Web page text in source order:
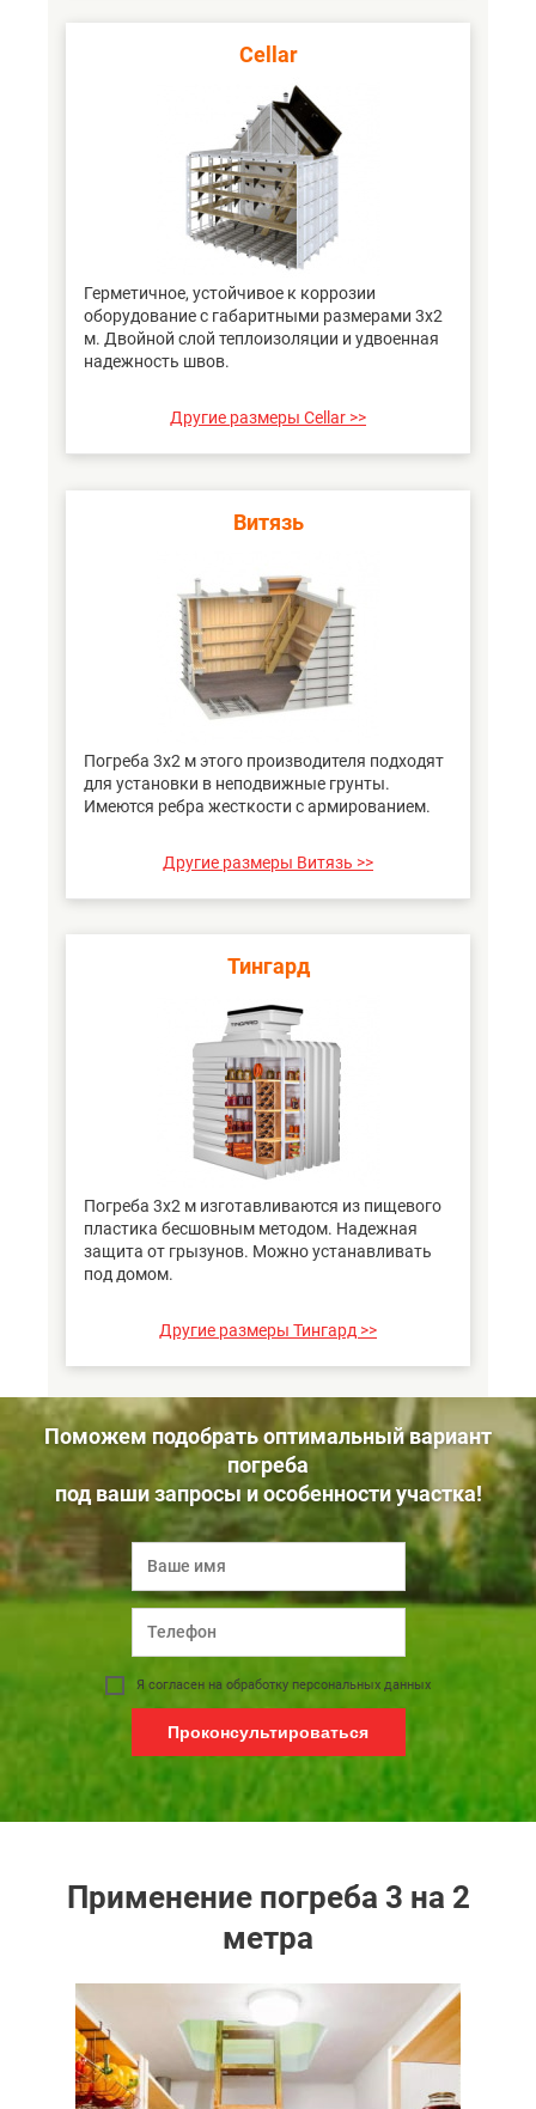
Cellar
Герметичное, устойчивое к коррозии
оборудование с габаритными размерами 3х2
м. Двойной слой теплоизоляции и удвоенная
надежность швов.
Другие размеры Cellar >>
Витязь
Погреба 3х2 м этого производителя подходят
для установки в неподвижные грунты.
Имеются ребра жесткости с армированием.
Другие размеры Витязь >>
Тингард
Погреба 3х2 м изготавливаются из пищевого
пластика бесшовным методом. Надежная
защита от грызунов. Можно устанавливать
под домом.
Другие размеры Тингард >>
Поможем подобрать оптимальный вариант
погреба
под ваши запросы и особенности участка!
Я согласен на обработку персональных данных
Проконсультироваться
Применение погреба 3 на 2
метра